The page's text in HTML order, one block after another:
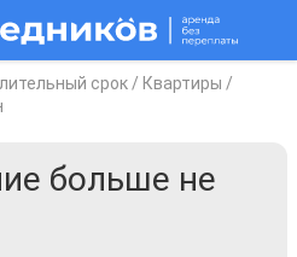
срок / Квартиры /
больше не